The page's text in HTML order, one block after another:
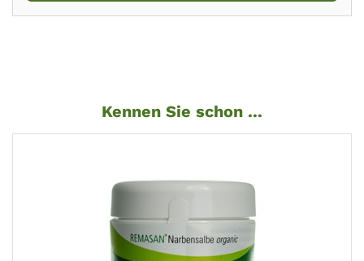
Kennen Sie schon ...